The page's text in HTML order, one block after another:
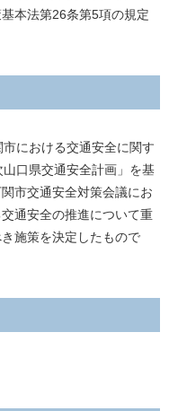
本法第26条第5項の規定
市における交通安全に関す
口県交通安全計画」を基
市交通安全対策会議にお
通安全の推進について重
施策を決定したもので